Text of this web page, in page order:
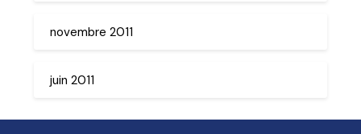
novembre 2011
juin 2011